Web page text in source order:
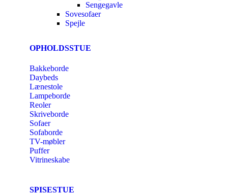
Sengegavle
Sovesofaer
Spejle
OPHOLDSSTUE
Bakkeborde
Daybeds
Lænestole
Lampeborde
Reoler
Skriveborde
Sofaer
Sofaborde
TV-møbler
Puffer
Vitrineskabe
SPISESTUE